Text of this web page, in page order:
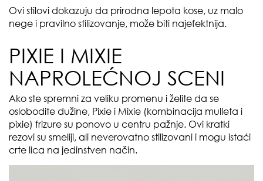
Ovi stilovi dokazuju da prirodna lepota kose, uz malo
nege i pravilno stilizovanje, može biti najefektnija.
PIXIE I MIXIE
NAPROLEĆNOJ SCENI
Ako ste spremni za veliku promenu i želite da se
oslobodite dužine, Pixie i Mixie (kombinacija mulleta i
pixie) frizure su ponovo u centru pažnje. Ovi kratki
rezovi su smeliji, ali neverovatno stilizovani i mogu istaći
crte lica na jedinstven način.